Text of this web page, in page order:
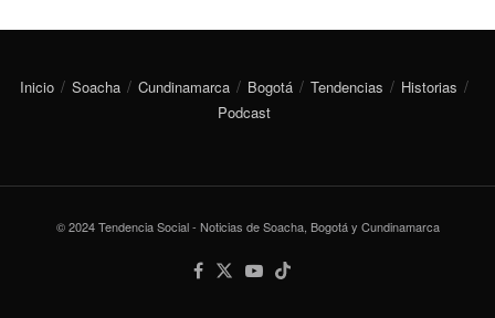
Inicio Soacha Cundinamarca Bogotá Tendencias
Historias
Podcast
© 2024 Tendencia Social - Noticias de Soacha, Bogotá y Cundinamarca